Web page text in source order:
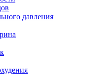
давления